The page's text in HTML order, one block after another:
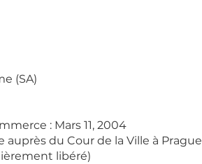
(SA)
: Mars 11, 2004
du Cour de la Ville à Prague
libéré)